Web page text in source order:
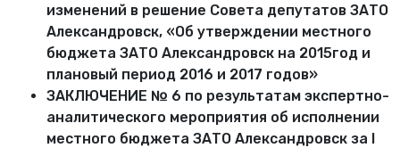
изменений в решение Совета депутатов ЗАТО
Александровск, «Об утверждении местного
бюджета ЗАТО Александровск на 2015год и
плановый период 2016 и 2017 годов»
ЗАКЛЮЧЕНИЕ № 6 по результатам экспертно-
аналитического мероприятия об исполнении
местного бюджета ЗАТО Александровск за I